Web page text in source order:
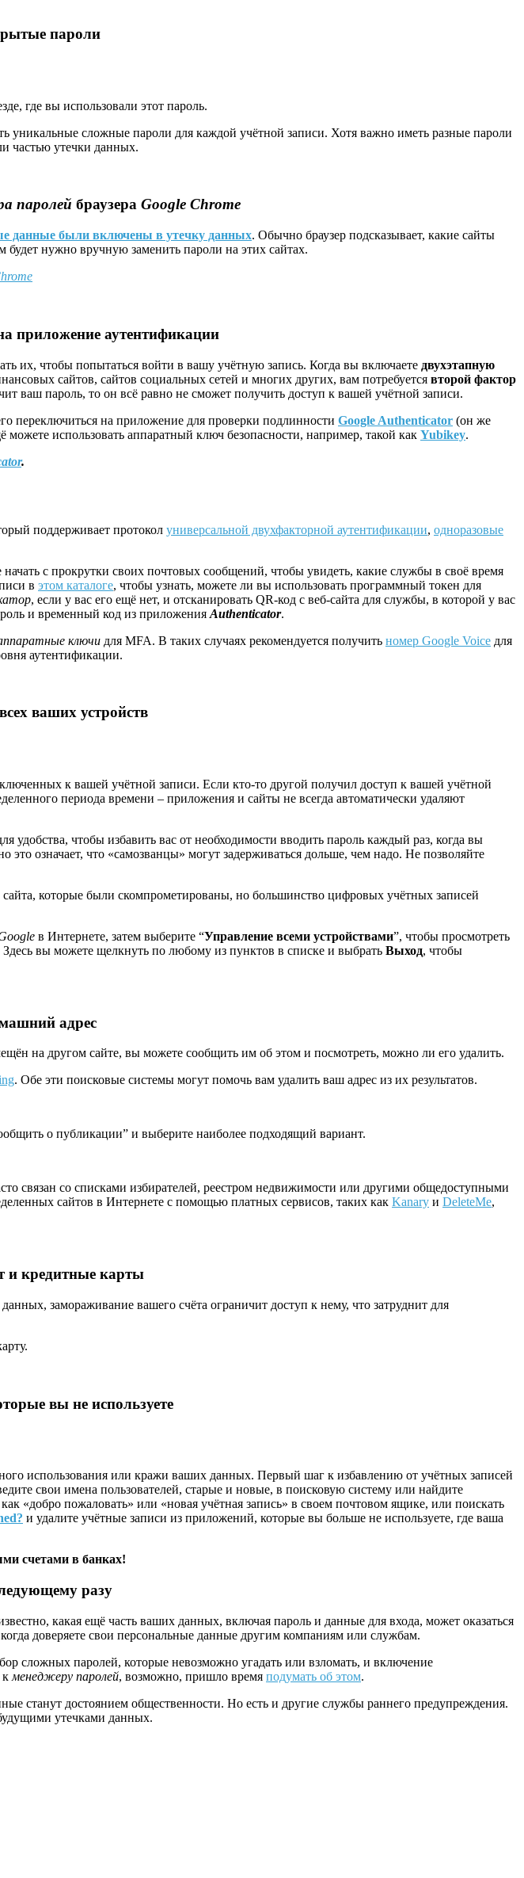
пароли
где вы использовали этот пароль.
уникальные сложные пароли для каждой учётной записи. Хотя важно иметь разные пароли
частью утечки данных.
паролей браузера Google Chrome
данные были включены в утечку данных. Обычно браузер подсказывает, какие сайты
нужно вручную заменить пароли на этих сайтах.
приложение аутентификации
их, чтобы попытаться войти в вашу учётную запись. Когда вы включаете двухэтапную
сайтов, сайтов социальных сетей и многих других, вам потребуется второй фактор
ваш пароль, то он всё равно не сможет получить доступ к вашей учётной записи.
переключиться на приложение для проверки подлинности Google Authenticator (он же
использовать аппаратный ключ безопасности, например, такой как Yubikey.
.
поддерживает протокол универсальной двухфакторной аутентификации, одноразовые
с прокрутки своих почтовых сообщений, чтобы увидеть, какие службы в своё время
в этом каталоге, чтобы узнать, можете ли вы использовать программный токен для
, если у вас его ещё нет, и отсканировать QR-код с веб-сайта для службы, в которой у вас
и временный код из приложения Authenticator.
ключи для MFA. В таких случаях рекомендуется получить номер Google Voice для
аутентификации.
ваших устройств
к вашей учётной записи. Если кто-то другой получил доступ к вашей учётной
периода времени – приложения и сайты не всегда автоматически удаляют
удобства, чтобы избавить вас от необходимости вводить пароль каждый раз, когда вы
означает, что «самозванцы» могут задерживаться дольше, чем надо. Не позволяйте
которые были скомпрометированы, но большинство цифровых учётных записей
в Интернете, затем выберите “Управление всеми устройствами”, чтобы просмотреть
Здесь вы можете щелкнуть по любому из пунктов в списке и выбрать Выход, чтобы
адрес
на другом сайте, вы можете сообщить им об этом и посмотреть, можно ли его удалить.
. Обе эти поисковые системы могут помочь вам удалить ваш адрес из их результатов.
о публикации” и выберите наиболее подходящий вариант.
связан со списками избирателей, реестром недвижимости или другими общедоступными
сайтов в Интернете с помощью платных сервисов, таких как Kanary и DeleteMe,
и кредитные карты
замораживание вашего счёта ограничит доступ к нему, что затруднит для
вы не используете
использования или кражи ваших данных. Первый шаг к избавлению от учётных записей
свои имена пользователей, старые и новые, в поисковую систему или найдите
«добро пожаловать» или «новая учётная запись» в своем почтовом ящике, или поискать
и удалите учётные записи из приложений, которые вы больше не используете, где ваша
счетами в банках!
разу
какая ещё часть ваших данных, включая пароль и данные для входа, может оказаться
доверяете свои персональные данные другим компаниям или службам.
сложных паролей, которые невозможно угадать или взломать, и включение
к менеджеру паролей, возможно, пришло время подумать об этом.
станут достоянием общественности. Но есть и другие службы раннего предупреждения.
утечками данных.